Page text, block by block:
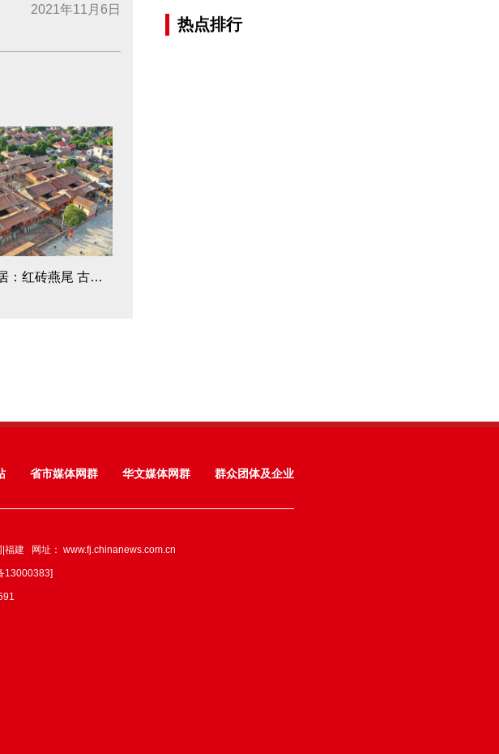
2021年11月6日
福建泉港古民居：红砖燕尾 古韵悠长
热点排行
省市媒体网群 华文媒体网群 群众团体及企业
|福建 网址： www.fj.chinanews.com.cn
13000383]